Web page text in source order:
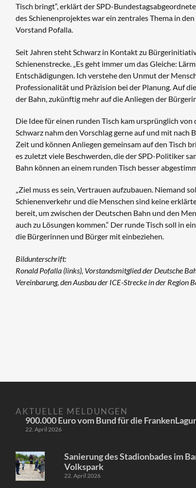
Tisch bringt“, erklärt der SPD-
des Schienenprojektes war ein zentrales Thema in
Vorstand Pofalla.
Seit Jahren steht Schwarz in Kontakt zu
Schienenstrecke. „Es geht immer um das Gleiche:
Entschädigungen. Ich verstehe den Unmut der
Professionalität und Präzision bei der Planung. Auf
der Bahn, zukünftig mehr auf die Anliegen der
Die Idee für einen runden Tisch kam ursprünglich
Schwarz nahm den Vorschlag gerne auf und mit nach
Zeit und können Anliegen gemeinsam auf den Tisch
es zuletzt viele Beschwerden, die der SPD-Politiker
Bahn können an einem runden Tisch besser
„Ziel muss es sein, Vertrauen aufzubauen. Niemand
Schienenverkehr und die Menschen sind keine
bereit, um zwischen der Deutschen Bahn und den
auch zu Lösungen kommen.“ Der runde Tisch soll in
die Bürgerinnen und Bürger mit einbeziehen.
Bildunterschrift:
Ronald Pofalla (links), Vorstandsmitglied der Deutsche
Vereinbarung, den Ausbau der ICE-Strecke in der Region
AKTUELLE MELDUNGEN
900.000 Euro vom Bund für die
22. April 2026
Sanierung des Stadionbades im
Volkspark
22. April 2026